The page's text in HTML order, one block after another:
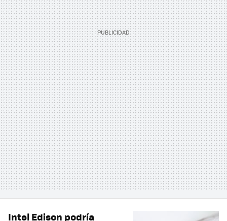
Intel Edison podría